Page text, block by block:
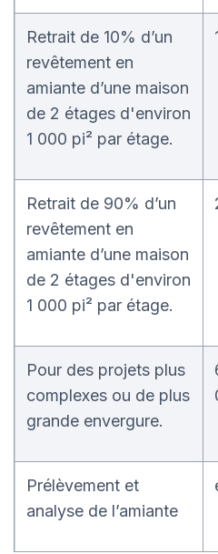
Retrait de 10% d’un
revêtement en
amiante d’une maison
de 2 étages d'environ
1 000 pi² par étage.
Retrait de 90% d’un
revêtement en
amiante d’une maison
de 2 étages d'environ
1 000 pi² par étage.
Pour des projets plus
complexes ou de plus
grande envergure.
Prélèvement et
analyse de l’amiante